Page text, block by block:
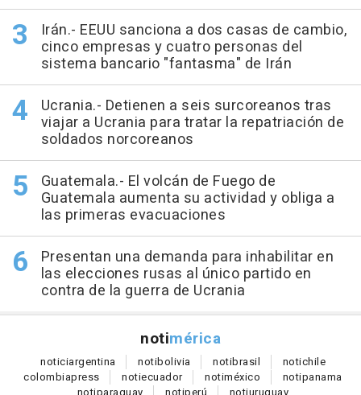
Irán.- EEUU sanciona a dos casas de cambio,
cinco empresas y cuatro personas del
sistema bancario "fantasma" de Irán
Ucrania.- Detienen a seis surcoreanos tras
viajar a Ucrania para tratar la repatriación de
soldados norcoreanos
Guatemala.- El volcán de Fuego de
Guatemala aumenta su actividad y obliga a
las primeras evacuaciones
Presentan una demanda para inhabilitar en
las elecciones rusas al único partido en
contra de la guerra de Ucrania
notimérica
noticiargentina notibolivia notibrasil notichile
colombiapress notiecuador notiméxico notipanama
notiparaguay notiperú notiuruguay